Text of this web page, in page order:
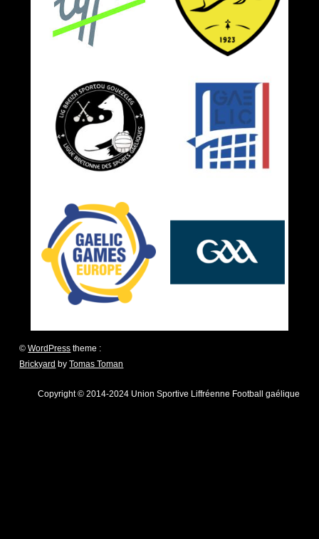
©WordPress theme :
Brickyard byTomas Toman
Copyright © 2014-2024 Union Sportive Liffréenne Football gaélique